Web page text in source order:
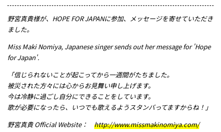
MESSAGE
野宮真貴様が、HOPE FOR JAPANに参加、メッセージを寄せていただき
ました。
Miss Maki Nomiya, Japanese singer sends out her message for 'Hope
for Japan'.
「信じられないことが起こってから一週間がたちました。
被災された方々には心からお見舞い申し上げます。
今は冷静に過ごし自分にできることをしています。
歌が必要になったら、いつでも歌えるようスタンバってますからね！」
野宮真貴 Official Website： http://www.missmakinomiya.com/